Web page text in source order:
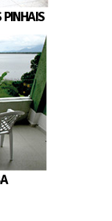
PINHAIS